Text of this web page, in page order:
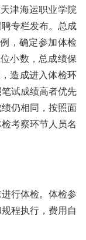
津海运职业学院
专栏发布。总成
，确定参加体检
小数，总成绩保
造成进入体检环
试成绩高者优先
仍相同，按照面
考察环节人员名
行体检。体检参
程执行，费用自